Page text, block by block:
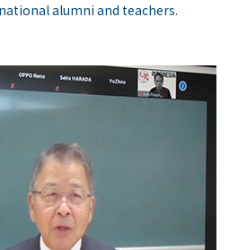
alumni and teachers.